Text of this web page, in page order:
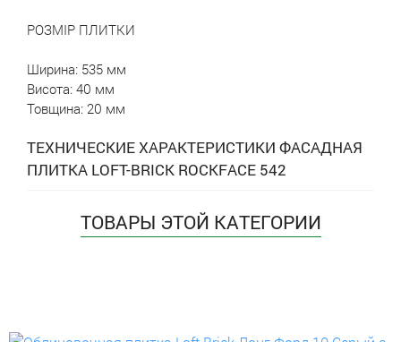
РОЗМІР ПЛИТКИ
Ширина: 535 мм
Висота: 40 мм
Товщина: 20 мм
ТЕХНИЧЕСКИЕ ХАРАКТЕРИСТИКИ ФАСАДНАЯ
ПЛИТКА LOFT-BRICK ROCKFACE 542
ТОВАРЫ ЭТОЙ КАТЕГОРИИ